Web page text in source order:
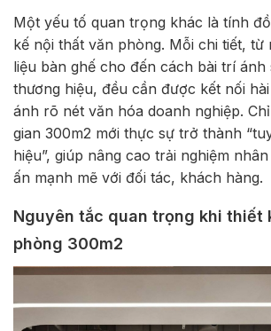
Một yếu tố quan trọng khác là tính
kế nội thất văn phòng. Mỗi chi tiết, từ
liệu bàn ghế cho đến cách bài trí ánh
thương hiệu, đều cần được kết nối
ánh rõ nét văn hóa doanh nghiệp.
gian 300m2 mới thực sự trở thành
hiệu”, giúp nâng cao trải nghiệm
ấn mạnh mẽ với đối tác, khách hàng.
Nguyên tắc quan trọng khi thiết
phòng 300m2